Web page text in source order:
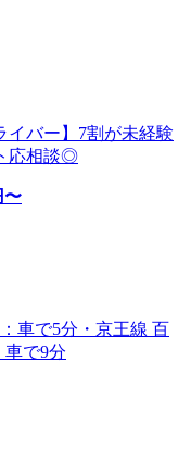
イバー】7割が未経験
応相談◎
〜
車で5分・京王線 百
車で9分